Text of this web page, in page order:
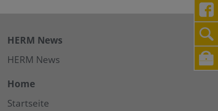
HERM News
HERM News
Home
Startseite